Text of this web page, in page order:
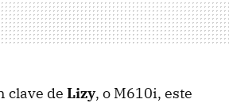
clave de Lizy, o M610i, este